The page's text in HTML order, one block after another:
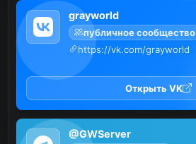
grayworld
публичное сообщество
https://vk.com/grayworld
Открыть VK
@GWServer